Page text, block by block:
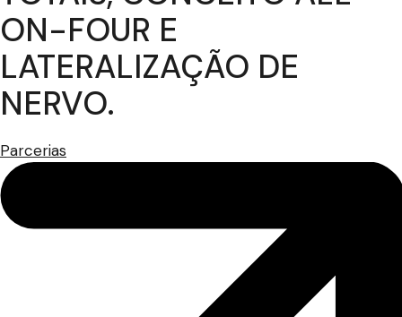
ON-FOUR E
LATERALIZAÇÃO DE
NERVO.
Parcerias